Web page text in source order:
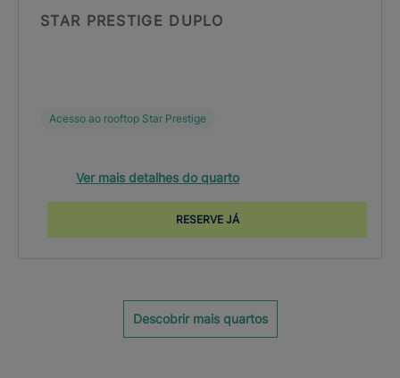
STAR PRESTIGE DUPLO
Acesso ao rooftop Star Prestige
Ver mais detalhes do quarto
RESERVE JÁ
Descobrir mais quartos